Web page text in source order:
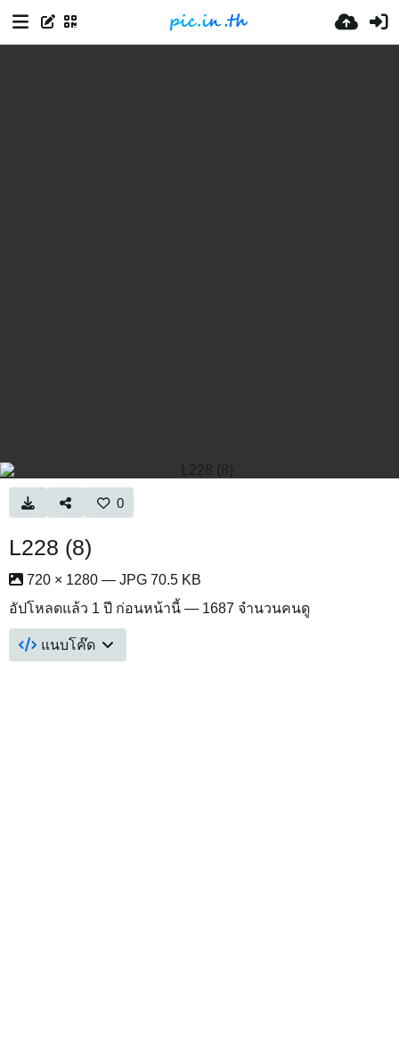
0
L228 (8)
720 × 1280 — JPG 70.5 KB
อัปโหลดแล้ว 1 ปี ก่อนหน้านี้ — 1687 จำนวนคนดู
แนบโค๊ด